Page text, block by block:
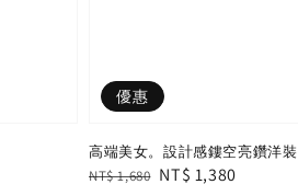
優惠
高端美女。設計感鏤空亮鑽洋裝
Regular
NT$ 1,680 Sale
NT$ 1,380